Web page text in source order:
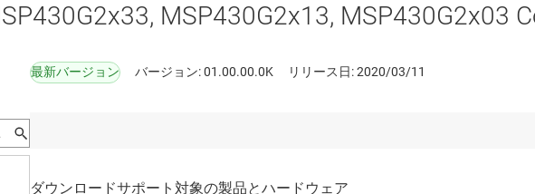
MSP430G2x13, MSP430G2x03
最新バージョン バージョン: 01.00.00.0K リリース日: 2020/03/11